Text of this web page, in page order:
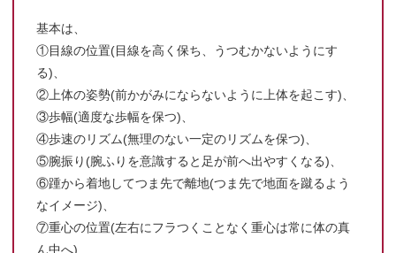
基本は、
①目線の位置(目線を高く保ち、うつむかないようにす
る)、
②上体の姿勢(前かがみにならないように上体を起こす)、
③歩幅(適度な歩幅を保つ)、
④歩速のリズム(無理のない一定のリズムを保つ)、
⑤腕振り(腕ふりを意識すると足が前へ出やすくなる)、
⑥踵から着地してつま先で離地(つま先で地面を蹴るよう
なイメージ)、
⑦重心の位置(左右にフラつくことなく重心は常に体の真
ん中へ)